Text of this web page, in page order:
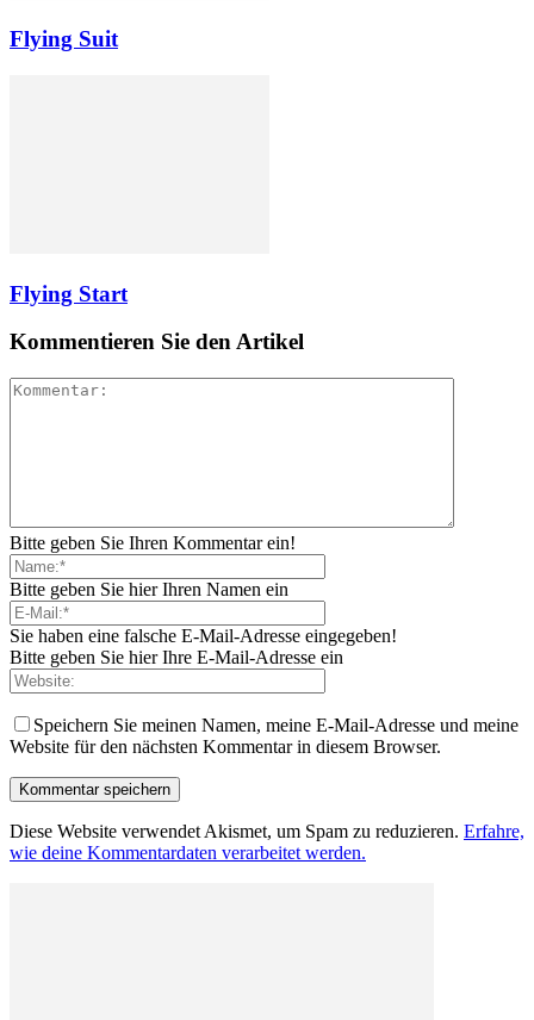
Flying Suit
Flying Start
Kommentieren Sie den Artikel
Bitte geben Sie Ihren Kommentar ein!
Bitte geben Sie hier Ihren Namen ein
Sie haben eine falsche E-Mail-Adresse eingegeben!
Bitte geben Sie hier Ihre E-Mail-Adresse ein
Speichern Sie meinen Namen, meine E-Mail-Adresse und meine
Website für den nächsten Kommentar in diesem Browser.
Diese Website verwendet Akismet, um Spam zu reduzieren. Erfahre,
wie deine Kommentardaten verarbeitet werden.